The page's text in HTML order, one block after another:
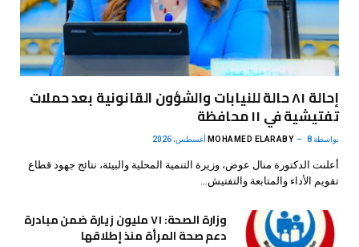
إحالة ٨١ حالة للنيابات والشؤون القانونية بعد حملات
تفتيشية في ١١ محافظة
بواسطة MOHAMED ELARABY 8 أغسطس، 2026
أعلنت الدكتورة منال عوض، وزيرة التنمية المحلية والبيئة، نتائج جهود قطاع
تقويم الأداء والمتابعة والتفتيش…
وزارة الصحة: ٧١ مليون زيارة ضمن مبادرة
دعم صحة المرأة منذ إطلاقها